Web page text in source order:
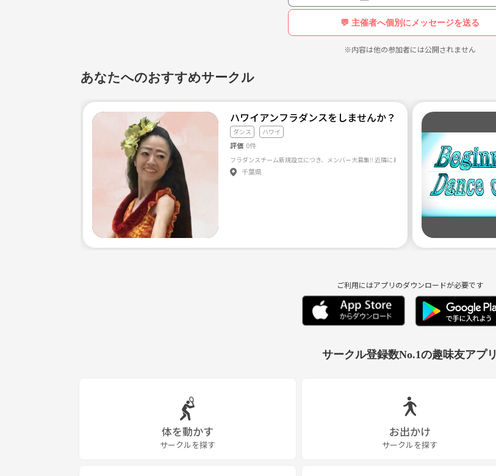
💬 主催者へ個別にメッセージを送る
※内容は他の参加者には公開されません
あなたへのおすすめサークル
ハワイアンフラダンスをしませんか？
ダンス ハワイ
評価 0件
千葉県
ご利用にはアプリのダウンロードが必要です
サークル登録数No.1の趣味友アプリ
体を動かす
サークルを探す
お出かけ
サークルを探す